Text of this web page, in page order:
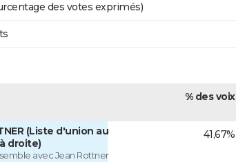
des votes exprimés)
% des voix
(Liste d'union au
droite)
avec Jean Rottner
41,67%